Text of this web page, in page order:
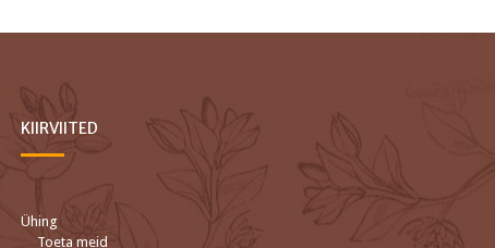
KIIRVIITED
Ühing
Toeta meid